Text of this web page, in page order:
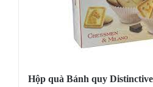
Hộp quà Bánh quy